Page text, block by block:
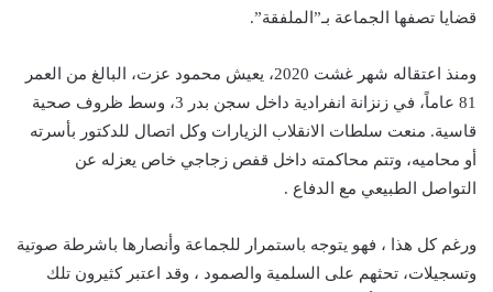
قضايا تصفها الجماعة بـ”الملفقة”.
ومنذ اعتقاله شهر غشت 2020، يعيش محمود عزت، البالغ من العمر
81 عاماً، في زنزانة انفرادية داخل سجن بدر 3، وسط ظروف صحية
قاسية. منعت سلطات الانقلاب الزيارات وكل اتصال للدكتور بأسرته
أو محاميه، وتتم محاكمته داخل قفص زجاجي خاص يعزله عن
التواصل الطبيعي مع الدفاع .
ورغم كل هذا ، فهو يتوجه باستمرار للجماعة وأنصارها باشرطة صوتية
وتسجيلات، تحثهم على السلمية والصمود ، وقد اعتبر كثيرون تلك